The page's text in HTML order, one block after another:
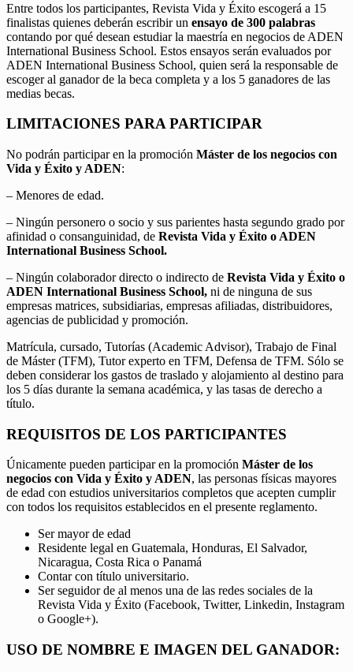
Entre todos los participantes, Revista Vida y Éxito escogerá a 15
finalistas quienes deberán escribir un ensayo de 300 palabras
contando por qué desean estudiar la maestría en negocios de ADEN
International Business School. Estos ensayos serán evaluados por
ADEN International Business School, quien será la responsable de
escoger al ganador de la beca completa y a los 5 ganadores de las
medias becas.
LIMITACIONES PARA PARTICIPAR
No podrán participar en la promoción Máster de los negocios con
Vida y Éxito y ADEN:
– Menores de edad.
– Ningún personero o socio y sus parientes hasta segundo grado por
afinidad o consanguinidad, de Revista Vida y Éxito o ADEN
International Business School.
– Ningún colaborador directo o indirecto de Revista Vida y Éxito o
ADEN International Business School, ni de ninguna de sus
empresas matrices, subsidiarias, empresas afiliadas, distribuidores,
agencias de publicidad y promoción.
Matrícula, cursado, Tutorías (Academic Advisor), Trabajo de Final
de Máster (TFM), Tutor experto en TFM, Defensa de TFM. Sólo se
deben considerar los gastos de traslado y alojamiento al destino para
los 5 días durante la semana académica, y las tasas de derecho a
título.
REQUISITOS DE LOS PARTICIPANTES
Únicamente pueden participar en la promoción Máster de los
negocios con Vida y Éxito y ADEN, las personas físicas mayores
de edad con estudios universitarios completos que acepten cumplir
con todos los requisitos establecidos en el presente reglamento.
Ser mayor de edad
Residente legal en Guatemala, Honduras, El Salvador,
Nicaragua, Costa Rica o Panamá
Contar con título universitario.
Ser seguidor de al menos una de las redes sociales de la
Revista Vida y Éxito (Facebook, Twitter, Linkedin, Instagram
o Google+).
USO DE NOMBRE E IMAGEN DEL GANADOR: